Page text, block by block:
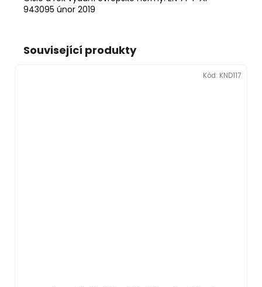
943095 únor 2019
Související produkty
Kód: KND117